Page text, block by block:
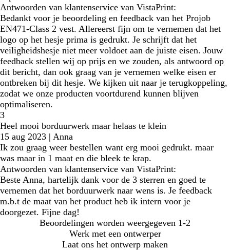
Antwoorden van klantenservice van VistaPrint:
Bedankt voor je beoordeling en feedback van het Projob
EN471-Class 2 vest. Allereerst fijn om te vernemen dat het
logo op het hesje prima is gedrukt. Je schrijft dat het
veiligheidshesje niet meer voldoet aan de juiste eisen. Jouw
feedback stellen wij op prijs en we zouden, als antwoord op
dit bericht, dan ook graag van je vernemen welke eisen er
ontbreken bij dit hesje. We kijken uit naar je terugkoppeling,
zodat we onze producten voortdurend kunnen blijven
optimaliseren.
3
Heel mooi borduurwerk maar helaas te klein
15 aug 2023 | Anna
Ik zou graag weer bestellen want erg mooi gedrukt. maar
was maar in 1 maat en die bleek te krap.
Antwoorden van klantenservice van VistaPrint:
Beste Anna, hartelijk dank voor de 3 sterren en goed te
vernemen dat het borduurwerk naar wens is. Je feedback
m.b.t de maat van het product heb ik intern voor je
doorgezet. Fijne dag!
Beoordelingen worden weergegeven 1-2
Werk met een ontwerper
Laat ons het ontwerp maken